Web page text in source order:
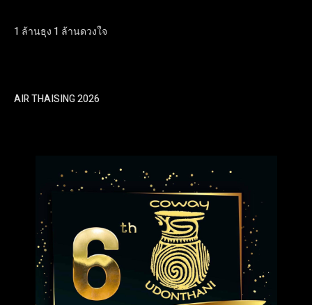
1 ล้านธุง 1 ล้านดวงใจ
AIR THAISING 2026